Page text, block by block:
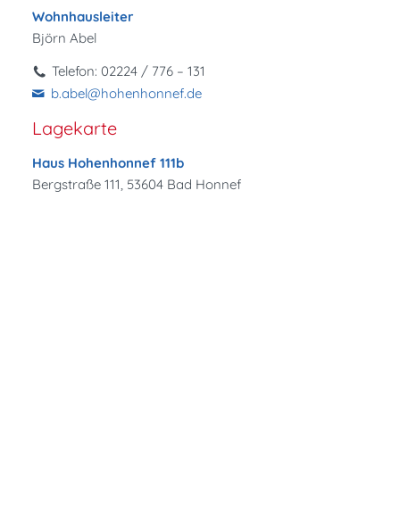
Wohnhausleiter
Björn Abel
Telefon: 02224 / 776 – 131
b.abel@hohenhonnef.de
Lagekarte
Haus Hohenhonnef 111b
Bergstraße 111, 53604 Bad Honnef